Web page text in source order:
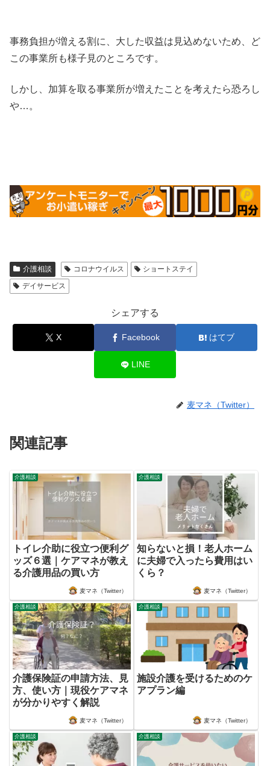
事務負担が増える割に、大した収益は見込めないため、ど
この事業所も様子見のところです。
しかし、加算を取る事業所が増えたことを考えたら恐ろし
や…。
介護相談 コロナウイルス
ショートステイ
デイサービス
シェアする
X Facebook はてブ
LINE
麦マネ（Twitter）
関連記事
介護相談
トイレ介助に役立つ便利グ
ッズ６選｜ケアマネが教え
る介護用品の買い方
麦マネ（Twitter）
介護相談
知らないと損！老人ホーム
に夫婦で入ったら費用はい
くら？
麦マネ（Twitter）
介護相談
介護保険証の申請方法、見
方、使い方｜現役ケアマネ
が分かりやすく解説
麦マネ（Twitter）
介護相談
施設介護を受けるためのケ
アプラン編
麦マネ（Twitter）
介護相談 介護相談